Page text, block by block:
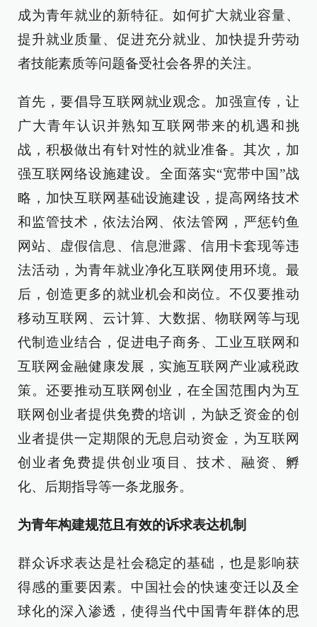
成为青年就业的新特征。如何扩大就业容量、
提升就业质量、促进充分就业、加快提升劳动
者技能素质等问题备受社会各界的关注。
首先，要倡导互联网就业观念。加强宣传，让
广大青年认识并熟知互联网带来的机遇和挑
战，积极做出有针对性的就业准备。其次，加
强互联网络设施建设。全面落实“宽带中国”战
略，加快互联网基础设施建设，提高网络技术
和监管技术，依法治网、依法管网，严惩钓鱼
网站、虚假信息、信息泄露、信用卡套现等违
法活动，为青年就业净化互联网使用环境。最
后，创造更多的就业机会和岗位。不仅要推动
移动互联网、云计算、大数据、物联网等与现
代制造业结合，促进电子商务、工业互联网和
互联网金融健康发展，实施互联网产业减税政
策。还要推动互联网创业，在全国范围内为互
联网创业者提供免费的培训，为缺乏资金的创
业者提供一定期限的无息启动资金，为互联网
创业者免费提供创业项目、技术、融资、孵
化、后期指导等一条龙服务。
为青年构建规范且有效的诉求表达机制
群众诉求表达是社会稳定的基础，也是影响获
得感的重要因素。中国社会的快速变迁以及全
球化的深入渗透，使得当代中国青年群体的思